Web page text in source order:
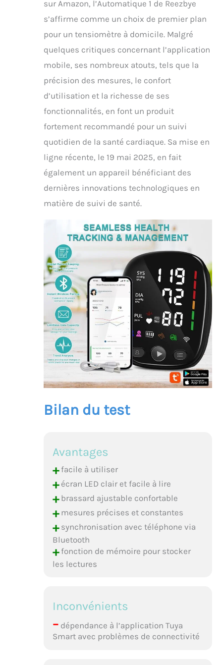
sur Amazon, l’Automatique 1 de Reezbye
s’affirme comme un choix de premier plan
pour un tensiomètre à domicile. Malgré
quelques critiques concernant l’application
mobile, ses nombreux atouts, tels que la
précision des mesures, le confort
d’utilisation et la richesse de ses
fonctionnalités, en font un produit
fortement recommandé pour un suivi
quotidien de la santé cardiaque. Sa mise en
ligne récente, le 19 mai 2025, en fait
également un appareil bénéficiant des
dernières innovations technologiques en
matière de suivi de santé.
Bilan du test
Avantages
+facile à utiliser
+écran LED clair et facile à lire
+brassard ajustable confortable
+mesures précises et constantes
+synchronisation avec téléphone via
Bluetooth
+fonction de mémoire pour stocker
les lectures
Inconvénients
–dépendance à l’application Tuya
Smart avec problèmes de connectivité